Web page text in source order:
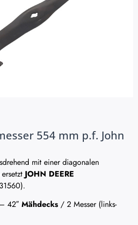
554 mm p.f. John
mit einer diagonalen
JOHN DEERE
– 42″ Mähdecks / 2 Messer (links-